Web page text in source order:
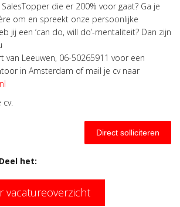
die er 200% voor gaat? Ga je
om en spreekt onze persoonlijke
jij een ‘can do, will do’-mentaliteit? Dan zijn
van Leeuwen, 06-50265911 voor een
in Amsterdam of mail je cv naar
cv.
Direct solliciteren
het:
vacatureoverzicht